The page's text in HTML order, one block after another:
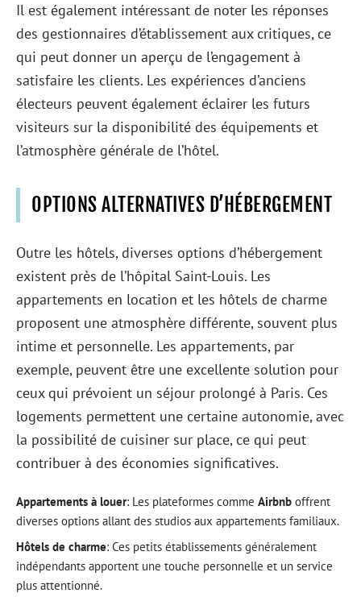
Il est également intéressant de noter les réponses
des gestionnaires d’établissement aux critiques, ce
qui peut donner un aperçu de l’engagement à
satisfaire les clients. Les expériences d’anciens
électeurs peuvent également éclairer les futurs
visiteurs sur la disponibilité des équipements et
l’atmosphère générale de l’hôtel.
OPTIONS ALTERNATIVES D’HÉBERGEMENT
Outre les hôtels, diverses options d’hébergement
existent près de l’hôpital Saint-Louis. Les
appartements en location et les hôtels de charme
proposent une atmosphère différente, souvent plus
intime et personnelle. Les appartements, par
exemple, peuvent être une excellente solution pour
ceux qui prévoient un séjour prolongé à Paris. Ces
logements permettent une certaine autonomie, avec
la possibilité de cuisiner sur place, ce qui peut
contribuer à des économies significatives.
Appartements à louer: Les plateformes comme Airbnb offrent
diverses options allant des studios aux appartements familiaux.
Hôtels de charme: Ces petits établissements généralement
indépendants apportent une touche personnelle et un service
plus attentionné.